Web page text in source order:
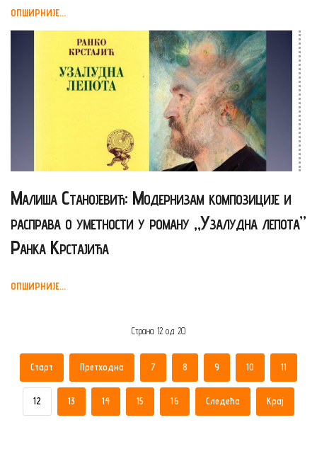
ОПШИРНИЈЕ...
Малиша Станојевић: Модернизам композиције и
расправа о уметности у роману „Узалудна лепота”
Ранка Крстајића
ОПШИРНИЈЕ...
Страна 12 од 20
Старт Претходна 7 8 9 10 11
12 13 14 15 16 Следећа Крај